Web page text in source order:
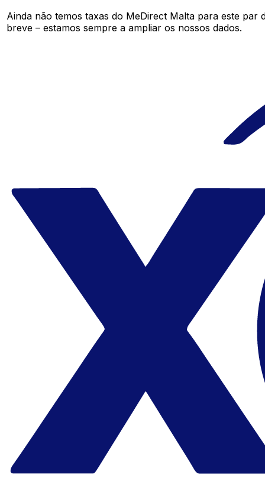
Ainda não temos taxas do MeDirect Malta para este
breve – estamos sempre a ampliar os nossos dados.